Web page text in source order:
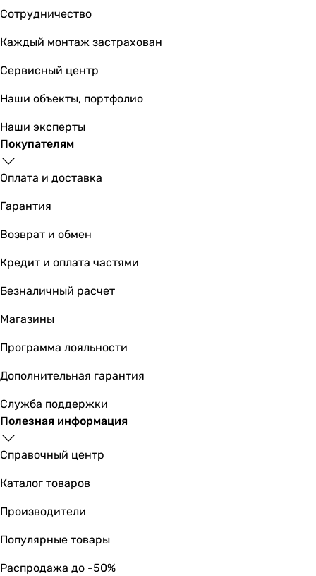
Сотрудничество
Каждый монтаж застрахован
Сервисный центр
Наши объекты, портфолио
Наши эксперты
Покупателям
Оплата и доставка
Гарантия
Возврат и обмен
Кредит и оплата частями
Безналичный расчет
Магазины
Программа лояльности
Дополнительная гарантия
Служба поддержки
Полезная информация
Справочный центр
Каталог товаров
Производители
Популярные товары
Распродажа до -50%